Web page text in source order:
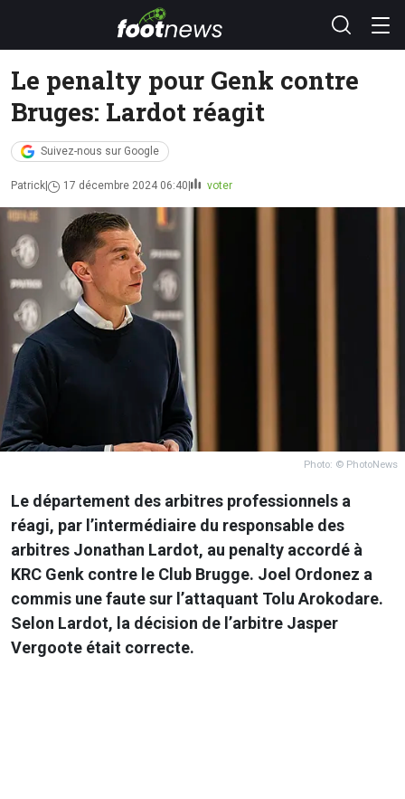
Le penalty pour Genk contre
Bruges: Lardot réagit
Suivez-nous sur Google
Patrick 17 décembre 2024 06:40 voter
Photo: © PhotoNews
Le département des arbitres professionnels a
réagi, par l’intermédiaire du responsable des
arbitres Jonathan Lardot, au penalty accordé à
KRC Genk contre le Club Brugge. Joel Ordonez a
commis une faute sur l’attaquant Tolu Arokodare.
Selon Lardot, la décision de l’arbitre Jasper
Vergoote était correcte.